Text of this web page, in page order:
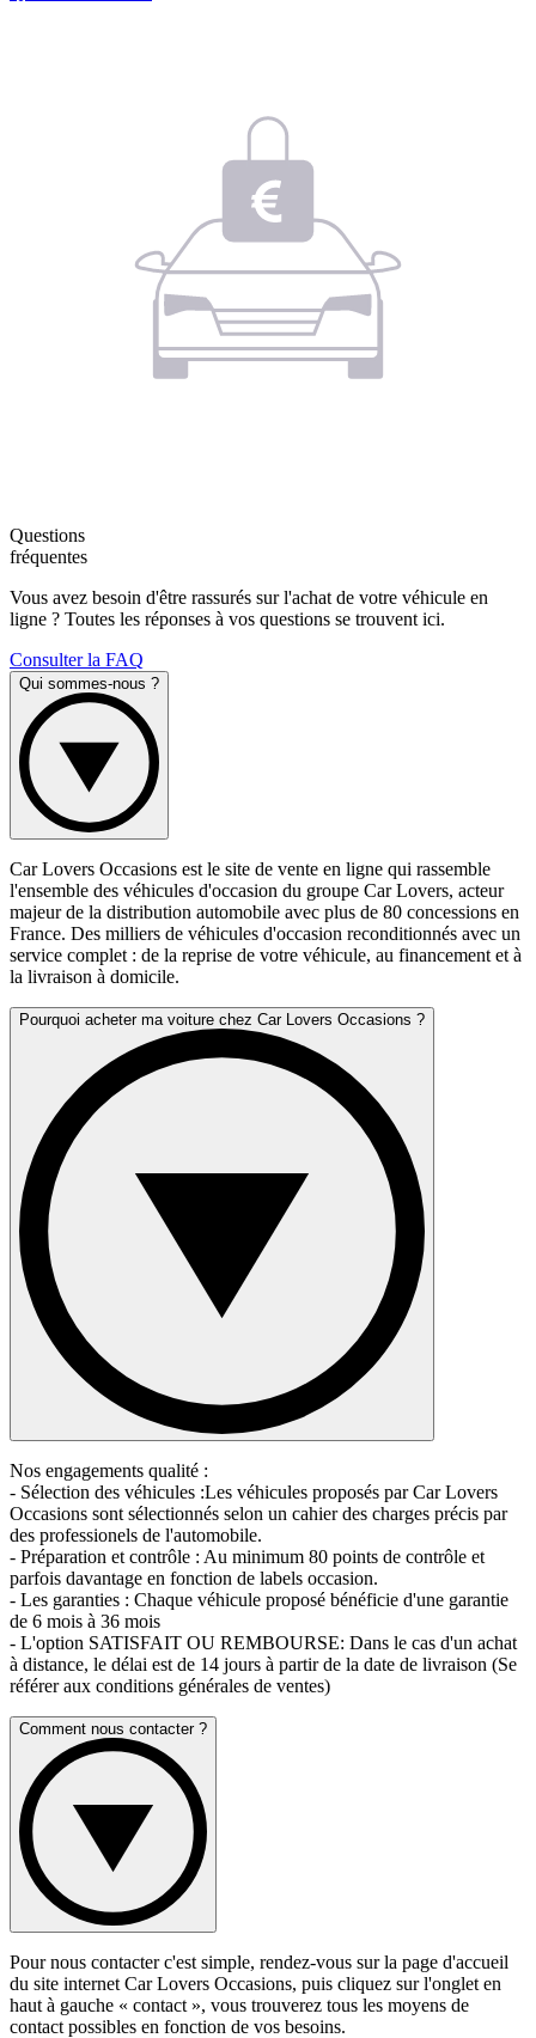
Questions
fréquentes
Vous avez besoin d'être rassurés sur l'achat de votre véhicule en
ligne ? Toutes les réponses à vos questions se trouvent ici.
Consulter la FAQ
Qui sommes-nous ?
Car Lovers Occasions est le site de vente en ligne qui rassemble
l'ensemble des véhicules d'occasion du groupe Car Lovers, acteur
majeur de la distribution automobile avec plus de 80 concessions en
France. Des milliers de véhicules d'occasion reconditionnés avec un
service complet : de la reprise de votre véhicule, au financement et à
la livraison à domicile.
Pourquoi acheter ma voiture chez Car Lovers Occasions ?
Nos engagements qualité :
- Sélection des véhicules :Les véhicules proposés par Car Lovers
Occasions sont sélectionnés selon un cahier des charges précis par
des professionels de l'automobile.
- Préparation et contrôle : Au minimum 80 points de contrôle et
parfois davantage en fonction de labels occasion.
- Les garanties : Chaque véhicule proposé bénéficie d'une garantie
de 6 mois à 36 mois
- L'option SATISFAIT OU REMBOURSE: Dans le cas d'un achat
à distance, le délai est de 14 jours à partir de la date de livraison (Se
référer aux conditions générales de ventes)
Comment nous contacter ?
Pour nous contacter c'est simple, rendez-vous sur la page d'accueil
du site internet Car Lovers Occasions, puis cliquez sur l'onglet en
haut à gauche « contact », vous trouverez tous les moyens de
contact possibles en fonction de vos besoins.